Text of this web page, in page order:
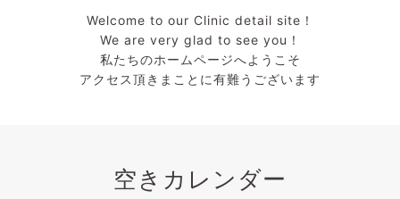
Welcome to our Clinic detail site！
We are very glad to see you！
私たちのホームページへようこそ
アクセス頂きまことに有難うございます
空きカレンダー